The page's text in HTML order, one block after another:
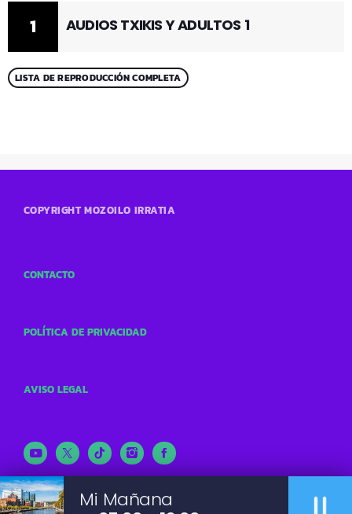
1 AUDIOS TXIKIS Y ADULTOS 1
LISTA DE REPRODUCCIÓN COMPLETA
Mi Mañana
COPYRIGHT MOZOILO IRRATIA
CONTACTO
POLÍTICA DE PRIVACIDAD
AVISO LEGAL